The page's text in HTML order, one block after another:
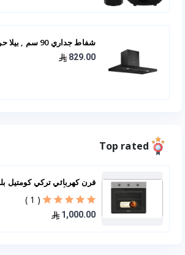
22 90 -BL )
829.00
Top rated
( 1 )
1,000.00